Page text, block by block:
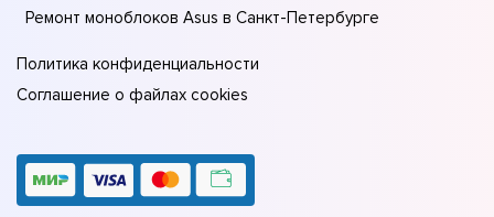
Ремонт моноблоков Asus в Санкт-Петербурге
Политика конфиденциальности
Соглашение о файлах cookies